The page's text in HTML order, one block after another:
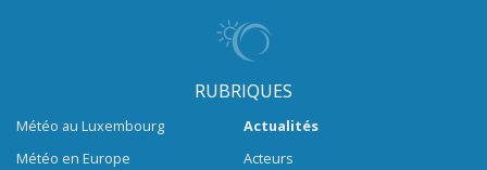
RUBRIQUES
Météo au Luxembourg
Météo en Europe
Actualités
Acteurs